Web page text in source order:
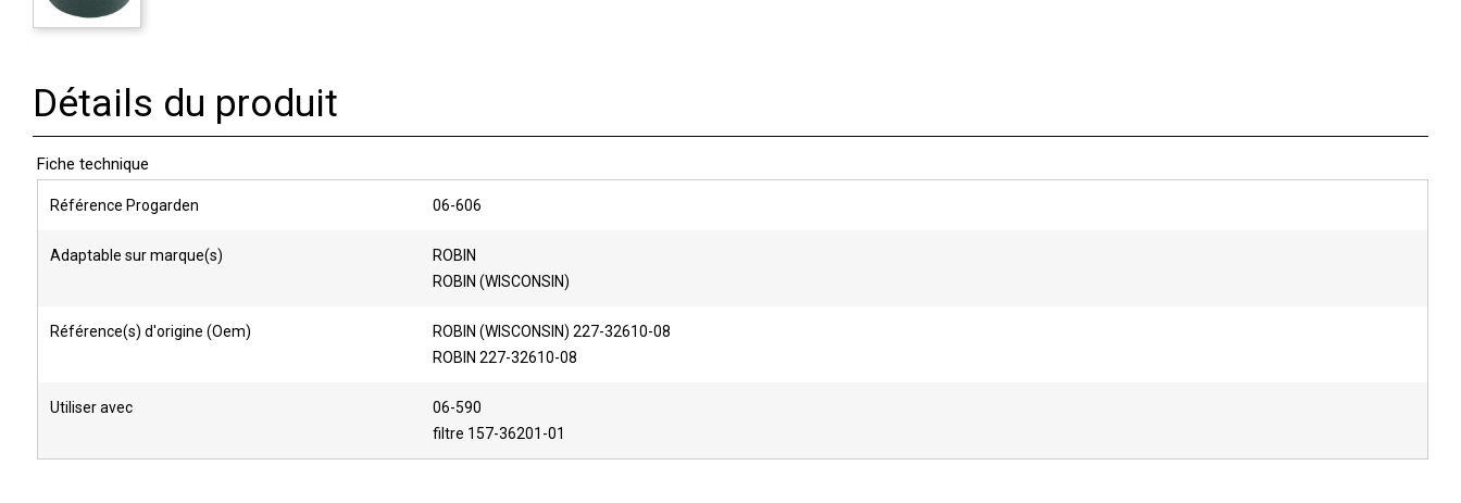
Détails du produit
Fiche technique
Référence Progarden 06-606
Adaptable sur marque(s)
ROBIN
ROBIN (WISCONSIN)
Référence(s) d'origine (Oem)
ROBIN (WISCONSIN) 227-32610-08
ROBIN 227-32610-08
Utiliser avec
06-590
filtre 157-36201-01